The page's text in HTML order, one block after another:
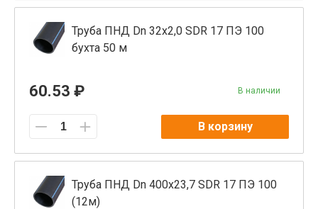
Труба ПНД Dn 32х2,0 SDR 17 ПЭ 100
бухта 50 м
60.53 ₽ В наличии
В корзину
Труба ПНД Dn 400х23,7 SDR 17 ПЭ 100
(12м)